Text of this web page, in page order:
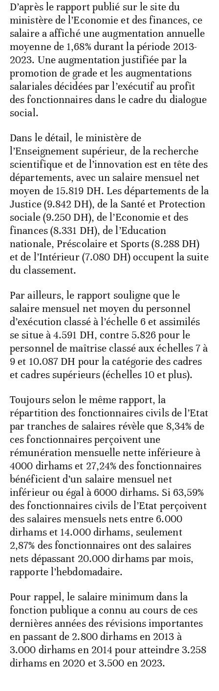
D’après le rapport publié sur le site du
ministère de l’Economie et des finances, ce
salaire a affiché une augmentation annuelle
moyenne de 1,68% durant la période 2013-
2023. Une augmentation justifiée par la
promotion de grade et les augmentations
salariales décidées par l’exécutif au profit
des fonctionnaires dans le cadre du dialogue
social.
Dans le détail, le ministère de
l’Enseignement supérieur, de la recherche
scientifique et de l’innovation est en tête des
départements, avec un salaire mensuel net
moyen de 15.819 DH. Les départements de la
Justice (9.842 DH), de la Santé et Protection
sociale (9.250 DH), de l’Economie et des
finances (8.331 DH), de l’Education
nationale, Préscolaire et Sports (8.288 DH)
et de l’Intérieur (7.080 DH) occupent la suite
du classement.
Par ailleurs, le rapport souligne que le
salaire mensuel net moyen du personnel
d’exécution classé à l’échelle 6 et assimilés
se situe à 4.591 DH, contre 5.826 pour le
personnel de maîtrise classé aux échelles 7 à
9 et 10.087 DH pour la catégorie des cadres
et cadres supérieurs (échelles 10 et plus).
Toujours selon le même rapport, la
répartition des fonctionnaires civils de l’Etat
par tranches de salaires révèle que 8,34% de
ces fonctionnaires perçoivent une
rémunération mensuelle nette inférieure à
4000 dirhams et 27,24% des fonctionnaires
bénéficient d’un salaire mensuel net
inférieur ou égal à 6000 dirhams. Si 63,59%
des fonctionnaires civils de l’Etat perçoivent
des salaires mensuels nets entre 6.000
dirhams et 14.000 dirhams, seulement
2,87% des fonctionnaires ont des salaires
nets dépassant 20.000 dirhams par mois,
rapporte l’hebdomadaire.
Pour rappel, le salaire minimum dans la
fonction publique a connu au cours de ces
dernières années des révisions importantes
en passant de 2.800 dirhams en 2013 à
3.000 dirhams en 2014 pour atteindre 3.258
dirhams en 2020 et 3.500 en 2023.